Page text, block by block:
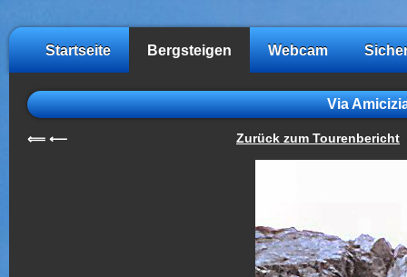
Startseite Bergsteigen Webcam
Via
⟸ ⟵ Zurück zum Tourenbericht